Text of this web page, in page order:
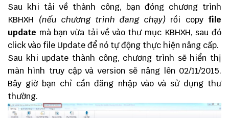
Sau khi tải về thành công, bạn đóng chương trình
KBHXH (nếu chương trình đang chạy) rồi copy file
update mà bạn vừa tải về vào thư mục KBHXH, sau đó
click vào file Update để nó tự động thực hiện nâng cấp.
Sau khi update thành công, chương trình sẽ hiển thị
màn hình truy cập và version sẽ nâng lên 02/11/2015.
Bây giờ bạn chỉ cần đăng nhập vào và sử dụng thư
thường.